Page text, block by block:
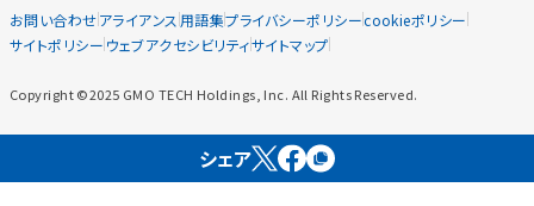
お問い合わせアライアンス 用語集プライバシーポリシーcookieポリシー
サイトポリシー ウェブアクセシビリティサイトマップ
Copyright ©2025 GMO TECH Holdings, Inc. All Rights Reserved.
シェア